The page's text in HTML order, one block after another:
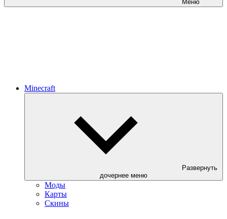
Меню
Minecraft
Развернуть
дочернее меню
Моды
Карты
Скины